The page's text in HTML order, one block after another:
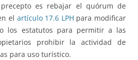
es rebajar el quórum de
el artículo 17.6 LPH para modificar
los estatutos para permitir a las
prohibir la actividad de
para uso turístico.